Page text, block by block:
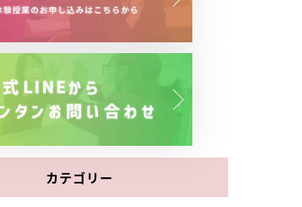
カテゴリー